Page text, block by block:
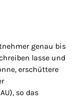
genau bis
lasse und
erschüttere
so das